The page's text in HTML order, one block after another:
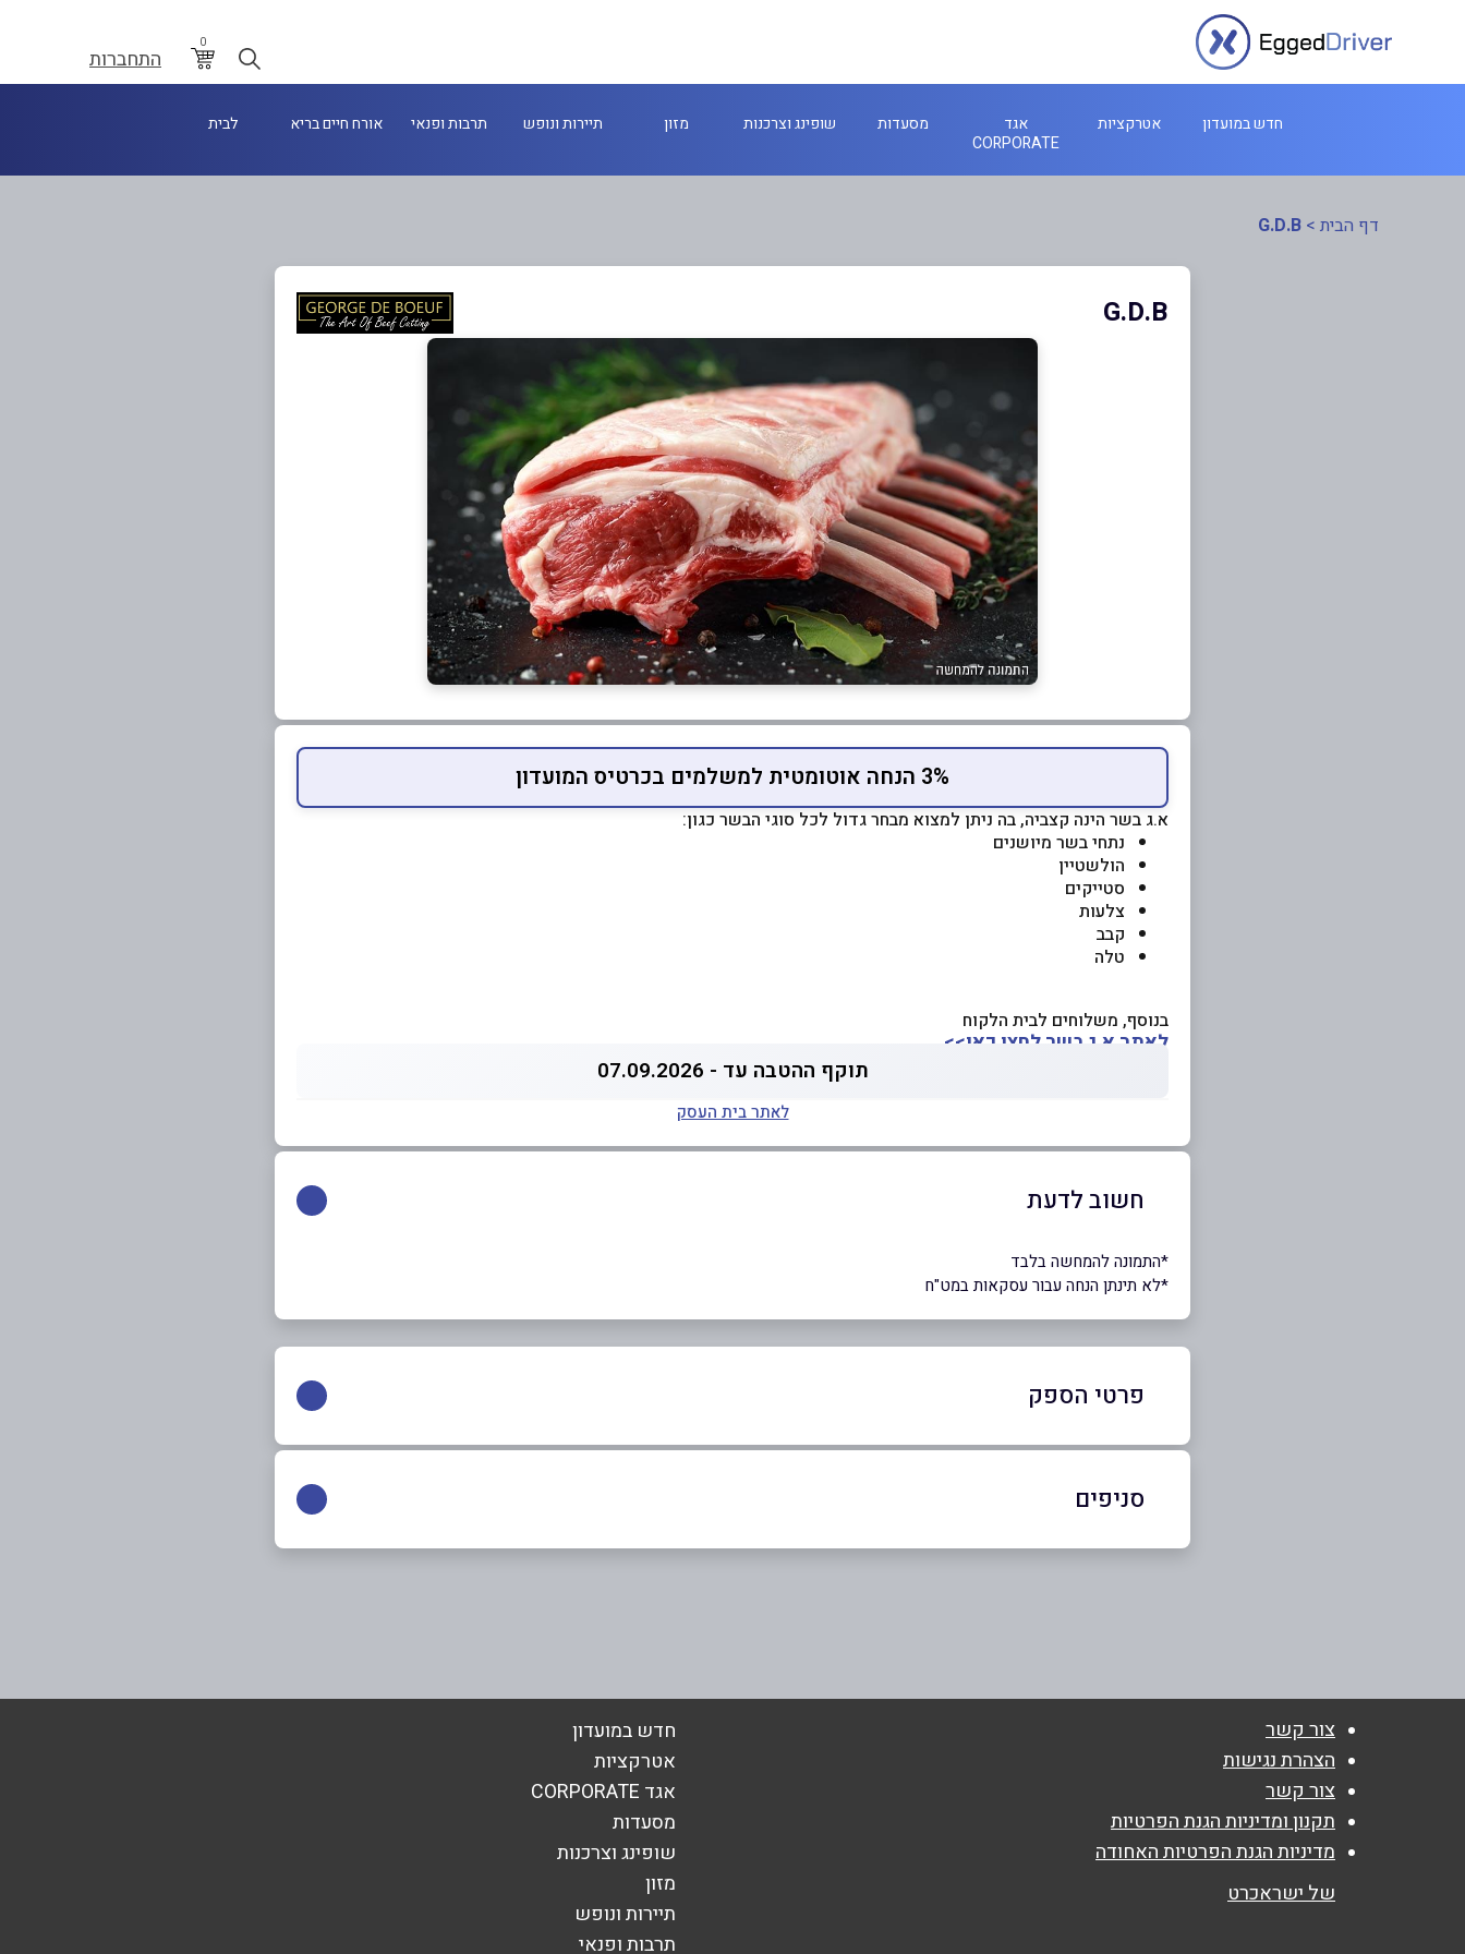
0
התחברות
חדש במועדון אטרקציות
אגד
CORPORATE
מסעדות שופינג וצרכנות מזון תיירות ונופש תרבות ופנאי אורח חיים בריא לבית
דף הבית >
G.D.B
G.D.B
3% הנחה אוטומטית למשלמים בכרטיס המועדון
א.ג בשר הינה קצביה, בה ניתן למצוא מבחר גדול לכל סוגי הבשר כגון:
נתחי בשר מיושנים
הולשטיין
סטייקים
צלעות
קבב
טלה
בנוסף, משלוחים לבית הלקוח
לאתר א.ג בשר לחצו כאן>>
תוקף ההטבה עד - 07.09.2026
לאתר בית העסק
חשוב לדעת
*התמונה להמחשה בלבד
*לא תינתן הנחה עבור עסקאות במט"ח
פרטי הספק
052-6868381
באתר
טלפון* אימייל*
אנא חזרו אלי בקשר ל...
הודעה*
סניפים
צור קשר
הצהרת נגישות
צור קשר
תקנון ומדיניות הגנת הפרטיות
מדיניות הגנת הפרטיות האחודה
של ישראכרט
חדש במועדון
אטרקציות
אגד CORPORATE
מסעדות
שופינג וצרכנות
מזון
תיירות ונופש
תרבות ופנאי